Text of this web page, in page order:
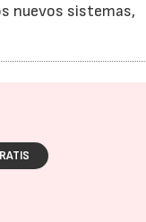
nuevos sistemas,